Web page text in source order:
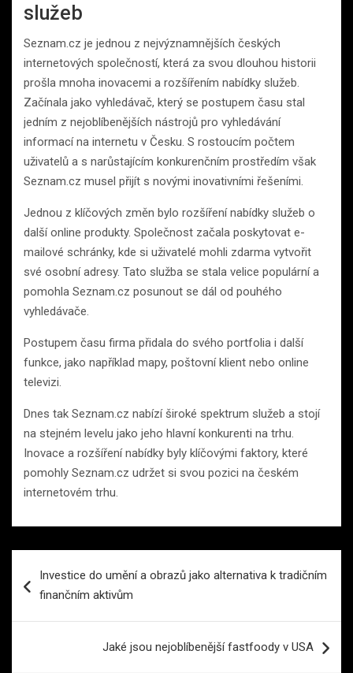
služeb
Seznam.cz je jednou z nejvýznamnějších českých
internetových společností, která za svou dlouhou historii
prošla mnoha inovacemi a rozšířením nabídky služeb.
Začínala jako vyhledávač, který se postupem času stal
jedním z nejoblíbenějších nástrojů pro vyhledávání
informací na internetu v Česku. S rostoucím počtem
uživatelů a s narůstajícím konkurenčním prostředím však
Seznam.cz musel přijít s novými inovativními řešeními.
Jednou z klíčových změn bylo rozšíření nabídky služeb o
další online produkty. Společnost začala poskytovat e-
mailové schránky, kde si uživatelé mohli zdarma vytvořit
své osobní adresy. Tato služba se stala velice populární a
pomohla Seznam.cz posunout se dál od pouhého
vyhledávače.
Postupem času firma přidala do svého portfolia i další
funkce, jako například mapy, poštovní klient nebo online
televizi.
Dnes tak Seznam.cz nabízí široké spektrum služeb a stojí
na stejném levelu jako jeho hlavní konkurenti na trhu.
Inovace a rozšíření nabídky byly klíčovými faktory, které
pomohly Seznam.cz udržet si svou pozici na českém
internetovém trhu.
proInvestice do umění a obrazů jako alternativa k tradičním
finančním aktivům
Jaké jsou nejoblíbenější fastfoody v USA